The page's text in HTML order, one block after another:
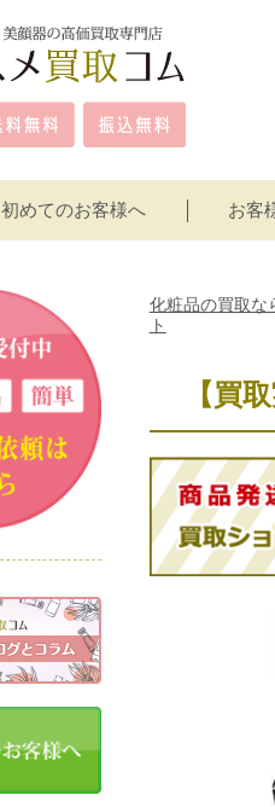
初めてのお客様へ お客
化粧品の買取な
ト
【買